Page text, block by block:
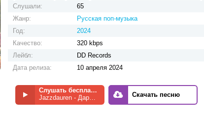
Слушали:
65
Жанр:
Русская поп-музыка
Год:
2024
Качество:
320 kbps
Лейбл:
DD Records
Дата релиза:
10 апреля 2024
Слушать бесплатно
Jazzdauren - Дарите женщинам цветы (Dj SkyMax Radio Remix)
Скачать песню